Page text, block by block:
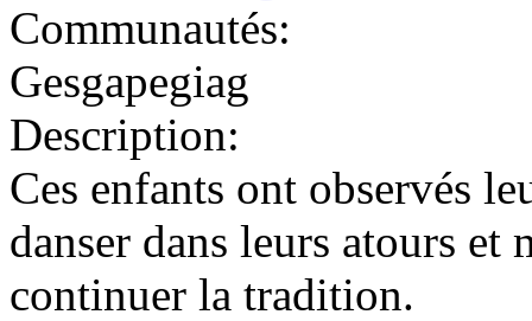
Communautés:
Gesgapegiag
Description:
Ces enfants ont observés
danser dans leurs atours et
continuer la tradition.